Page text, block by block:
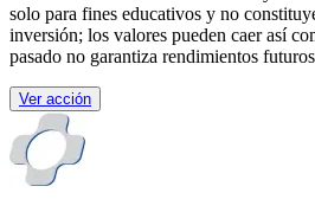
solo para fines educativos y no
inversión; los valores pueden caer así
pasado no garantiza rendimientos
Ver acción